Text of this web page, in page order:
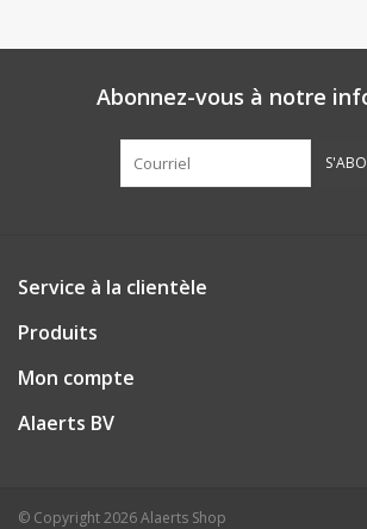
Abonnez-vous à notre
Service à la clientèle
Produits
Mon compte
Alaerts BV
© Copyright 2026 Alaerts Shop